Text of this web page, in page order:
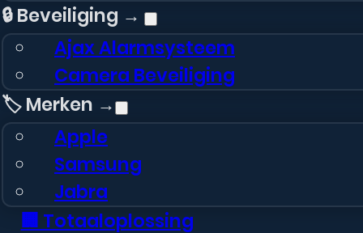
🔒 Beveiliging →
Ajax Alarmsysteem
Camera Beveiliging
🏷️ Merken →
Apple
Samsung
Jabra
🏢 Totaaloplossing
Mobiparts Gelly Case